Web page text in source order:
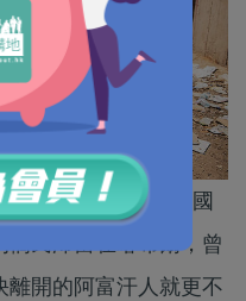
線只剩下5天，但美國
民滯留在喀布爾，曾
開的阿富汗人就更不